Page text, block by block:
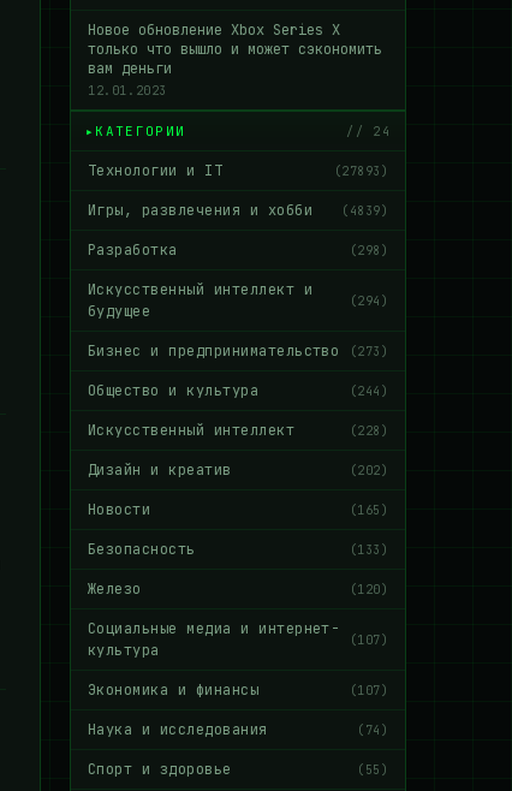
Новое обновление Xbox Series X
только что вышло и может сэкономить
вам деньги
12.01.2023
КАТЕГОРИИ // 24
Технологии и IT (27893)
Игры, развлечения и хобби (4839)
Разработка (298)
Искусственный интеллект и
будущее
(294)
Бизнес и предпринимательство (273)
Общество и культура (244)
Искусственный интеллект (228)
Дизайн и креатив (202)
Новости (165)
Безопасность (133)
Железо (120)
Социальные медиа и интернет-
культура
(107)
Экономика и финансы (107)
Наука и исследования (74)
Спорт и здоровье (55)